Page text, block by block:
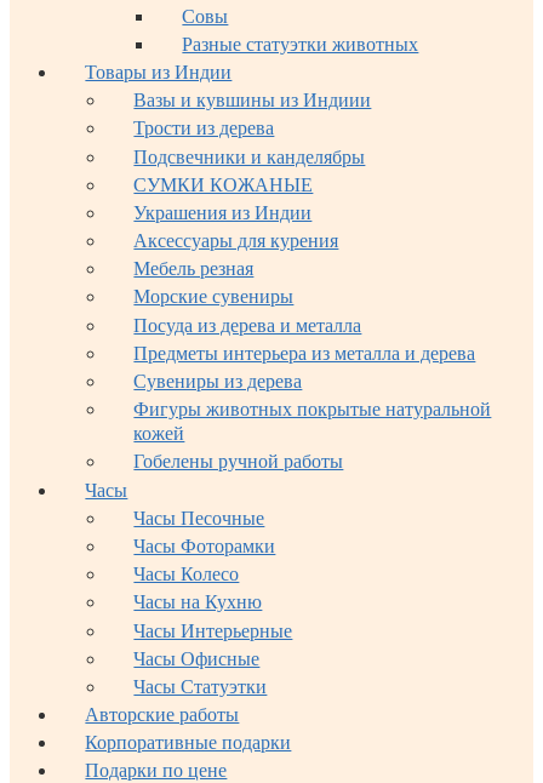
Совы
Разные статуэтки животных
Товары из Индии
Вазы и кувшины из Индиии
Трости из дерева
Подсвечники и канделябры
СУМКИ КОЖАНЫЕ
Украшения из Индии
Аксессуары для курения
Мебель резная
Морские сувениры
Посуда из дерева и металла
Предметы интерьера из металла и дерева
Сувениры из дерева
Фигуры животных покрытые натуральной
кожей
Гобелены ручной работы
Часы
Часы Песочные
Часы Фоторамки
Часы Колесо
Часы на Кухню
Часы Интерьерные
Часы Офисные
Часы Статуэтки
Авторские работы
Корпоративные подарки
Подарки по цене